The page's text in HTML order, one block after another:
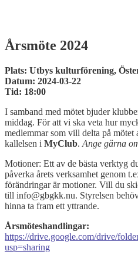
Årsmöte 2024
Plats: Utbys kulturförening,
Datum: 2024-03-22
Tid: 18:00
I samband med mötet bjuder
middag. För att vi ska veta hur
medlemmar som vill delta på mötet
kallelsen i MyClub. Ange gärna
Motioner: Ett av de bästa verktyg
påverka årets verksamhet genom
förändringar är motioner. Vill du
till info@gbgkk.nu. Styrelsen
hinna ta fram ett yttrande.
Årsmöteshandlingar:
https://drive.google.com/drive/
usp=sharing